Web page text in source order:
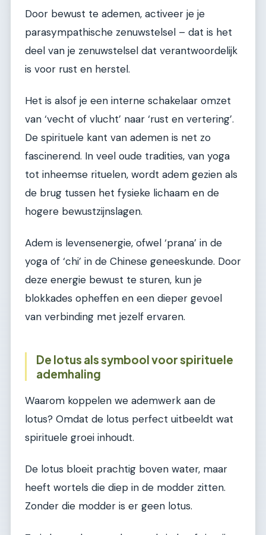
Door bewust te ademen, activeer je je
parasympathische zenuwstelsel – dat is het
deel van je zenuwstelsel dat verantwoordelijk
is voor rust en herstel.
Het is alsof je een interne schakelaar omzet
van ‘vecht of vlucht’ naar ‘rust en vertering’.
De spirituele kant van ademen is net zo
fascinerend. In veel oude tradities, van yoga
tot inheemse rituelen, wordt adem gezien als
de brug tussen het fysieke lichaam en de
hogere bewustzijnslagen.
Adem is levensenergie, ofwel ‘prana’ in de
yoga of ‘chi’ in de Chinese geneeskunde. Door
deze energie bewust te sturen, kun je
blokkades opheffen en een dieper gevoel
van verbinding met jezelf ervaren.
De lotus als symbool voor spirituele
ademhaling
Waarom koppelen we ademwerk aan de
lotus? Omdat de lotus perfect uitbeeldt wat
spirituele groei inhoudt.
De lotus bloeit prachtig boven water, maar
heeft wortels die diep in de modder zitten.
Zonder die modder is er geen lotus.